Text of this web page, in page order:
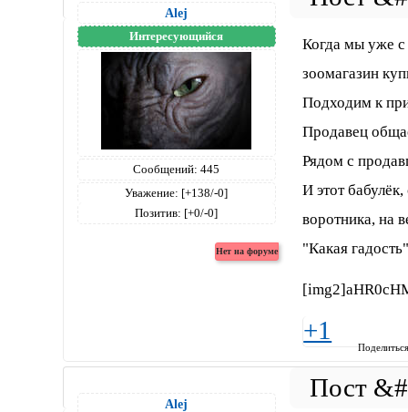
Alej
Интересующийся
Сообщений: 445
Уважение: [+138/-0]
Позитив: [+0/-0]
Когда мы уже с
зоомагазин
Подходим к
Продавец
Рядом с
И этот
воротника, на
"Какая
+1
Alej